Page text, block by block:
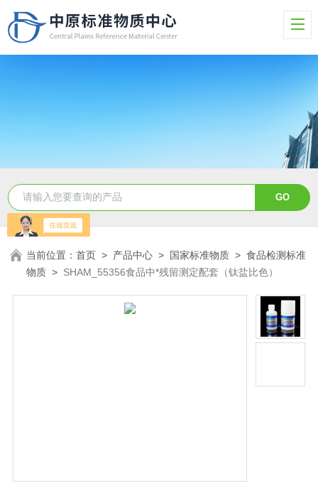
当前位置：首页 > 产品中心 > 国家标准物质 >食品检测标准
物质 > SHAM_55356食品中*残留测定配套（钛盐比色）